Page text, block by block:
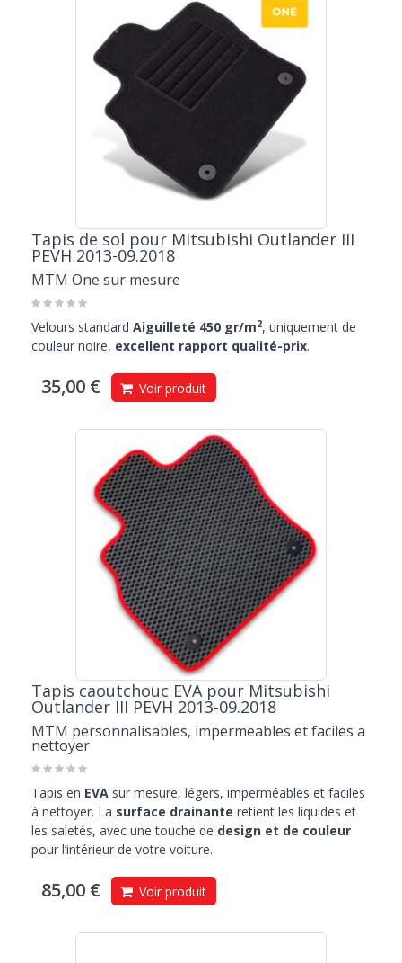
Tapis de sol pour Mitsubishi Outlander III
PEVH 2013-09.2018
MTM One sur mesure
Velours standard Aiguilleté 450 gr/m2, uniquement de
couleur noire, excellent rapport qualité-prix.
35,00 € Voir produit
Tapis caoutchouc EVA pour Mitsubishi
Outlander III PEVH 2013-09.2018
MTM personnalisables, impermeables et faciles a
nettoyer
Tapis en EVA sur mesure, légers, imperméables et faciles
à nettoyer. La surface drainante retient les liquides et
les saletés, avec une touche de design et de couleur
pour l’intérieur de votre voiture.
85,00 € Voir produit